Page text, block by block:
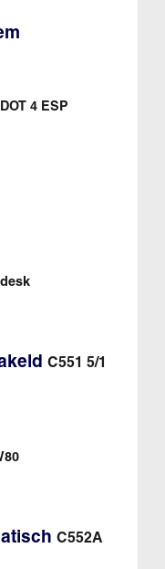
4 ESP
C551 5/1
C552A